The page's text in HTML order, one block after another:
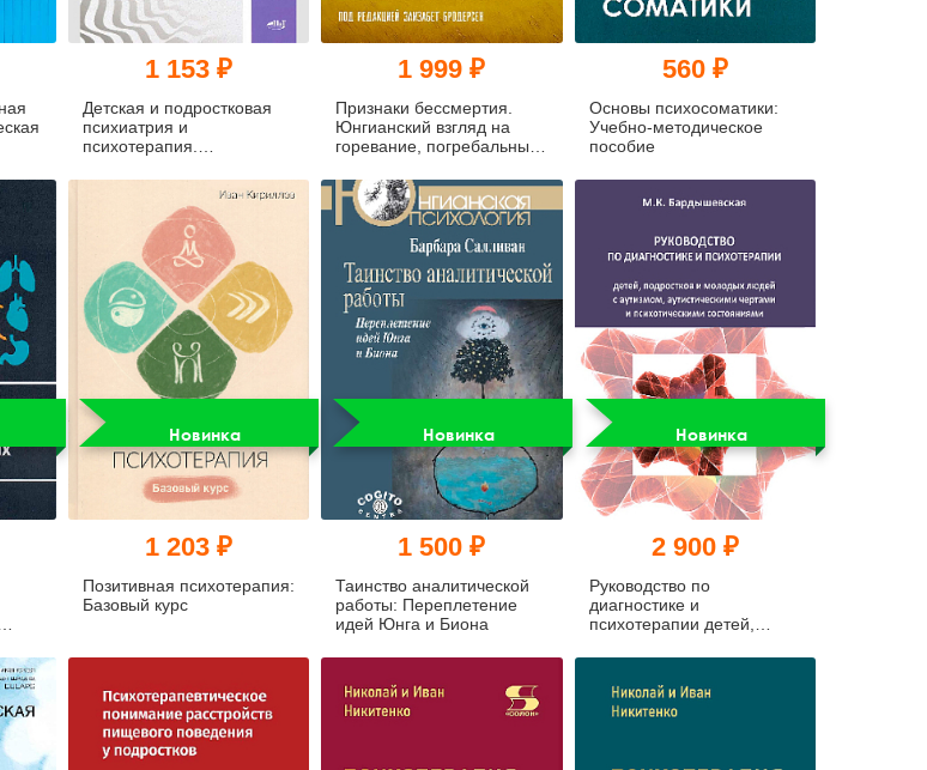
1 153 ₽
Детская и подростковая
психиатрия и
психотерапия.
приложение
1 999 ₽
Признаки бессмертия.
Юнгианский взгляд на
горевание, погребальные
мертвых
560 ₽
Основы психосоматики:
Учебно-методическое
пособие
Новинка
1 203 ₽
Позитивная психотерапия:
Базовый курс
Новинка
1 500 ₽
Таинство аналитической
работы: Переплетение
идей Юнга и Биона
Новинка
2 900 ₽
Руководство по
диагностике и
психотерапии детей,
людей с аутизмом,
аутистическими чертами и
психотическими
состояниями